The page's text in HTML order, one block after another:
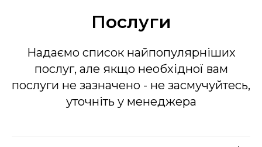
Послуги
Надаємо список найпопулярніших
послуг, але якщо необхідної вам
послуги не зазначено - не засмучуйтесь,
уточніть у менеджера